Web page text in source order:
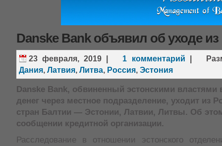
Danske Bank объявил об уходе из
23 февраля, 2019| 1 комментарий
Дания, Латвия, Литва, Россия, Эстония
Danske Bank, обвиненный эстонскими властями
денег через местное подразделение, уходит из
стран Балтии — Эстонии, Латвии, Литвы. Об
сообщении кредитной организации.
Расследование в отношении эстонского